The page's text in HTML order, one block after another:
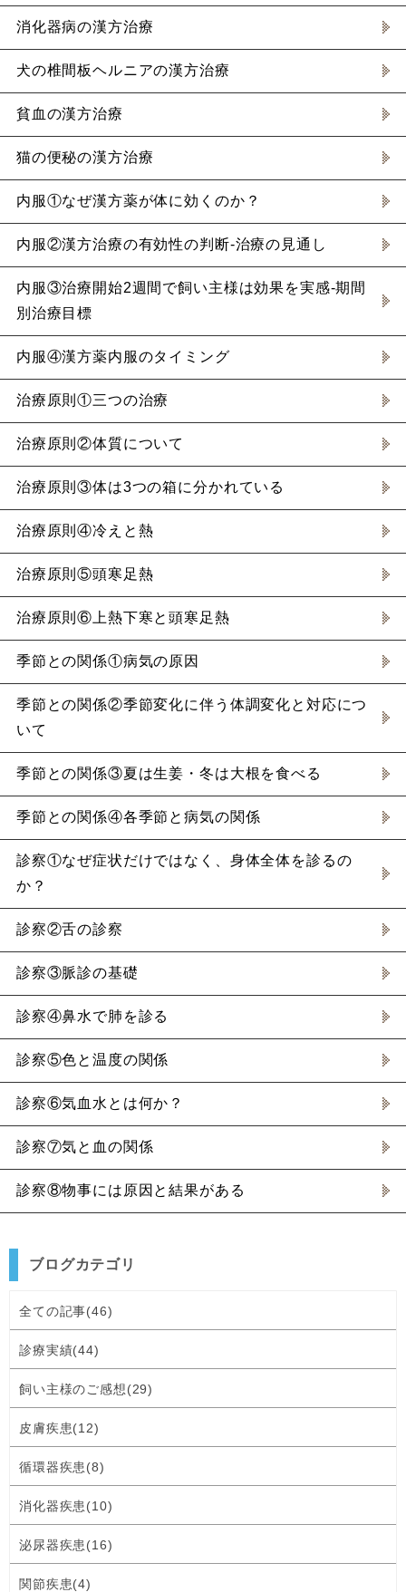
消化器病の漢方治療
犬の椎間板ヘルニアの漢方治療
貧血の漢方治療
猫の便秘の漢方治療
内服①なぜ漢方薬が体に効くのか？
内服②漢方治療の有効性の判断-治療の見通し
内服③治療開始2週間で飼い主様は効果を実感-期間
別治療目標
内服④漢方薬内服のタイミング
治療原則①三つの治療
治療原則②体質について
治療原則③体は3つの箱に分かれている
治療原則④冷えと熱
治療原則⑤頭寒足熱
治療原則⑥上熱下寒と頭寒足熱
季節との関係①病気の原因
季節との関係②季節変化に伴う体調変化と対応につ
いて
季節との関係③夏は生姜・冬は大根を食べる
季節との関係④各季節と病気の関係
診察①なぜ症状だけではなく、身体全体を診るの
か？
診察②舌の診察
診察③脈診の基礎
診察④鼻水で肺を診る
診察⑤色と温度の関係
診察⑥気血水とは何か？
診察⑦気と血の関係
診察⑧物事には原因と結果がある
ブログカテゴリ
全ての記事(46)
診療実績(44)
飼い主様のご感想(29)
皮膚疾患(12)
循環器疾患(8)
消化器疾患(10)
泌尿器疾患(16)
関節疾患(4)